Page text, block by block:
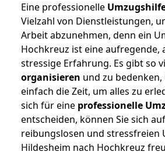
Eine professionelle
Vielzahl von Dienstleistungen,
Arbeit abzunehmen, denn ein
Hochkreuz ist eine aufregende,
stressige Erfahrung. Es gibt so
organisieren und zu
einfach die Zeit, um alles zu
sich für eine professionelle
entscheiden, können Sie sich
reibungslosen und stressfreien
Hildesheim nach Hochkreuz